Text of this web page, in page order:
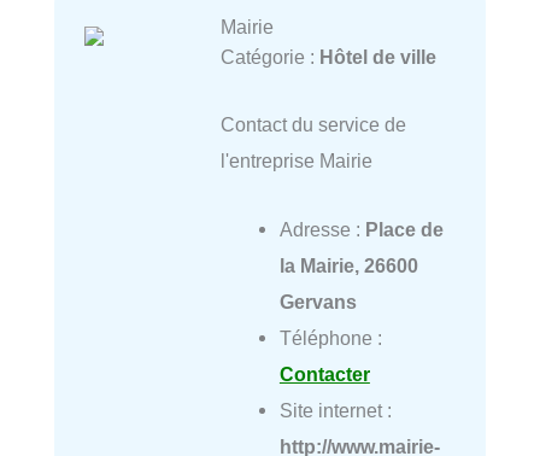
Mairie
Catégorie : Hôtel de ville
Contact du service de
l'entreprise Mairie
Adresse : Place de
la Mairie, 26600
Gervans
Téléphone :
Contacter
Site internet :
http://www.mairie-